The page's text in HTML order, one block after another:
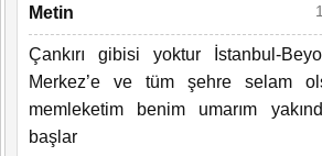
Metin
Çankırı gibisi yoktur İstanbul-
Merkez’e ve tüm şehre selam
memleketim benim umarım
başlar